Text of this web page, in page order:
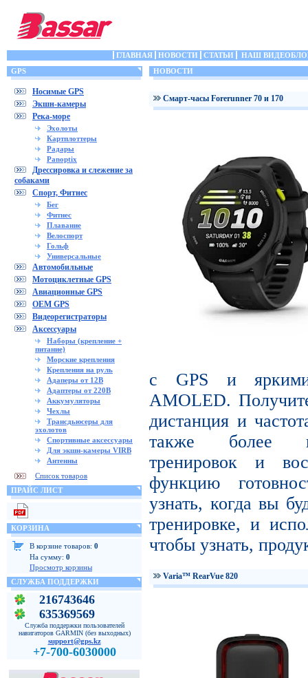
ГЛАВНАЯ НОВОСТИ СТАТЬИ
НАШ
GPS
Носимые GPS
Экшн-камеры
Река-море
Эхолоты
Картплоттеры
Радары
Panoptix
Дрессировка и слежение за
собаками
Спорт, Фитнес
Бег
Фитнес
Плавание
Велоспорт
Гольф
Универсальные
Автомобильные
Мотоциклетные GPS
Авиационные GPS
OEM GPS
Видеорегистраторы
Аксессуары
Наборы (крепление +
питание)
Морские крепления
Крепления на руль
Адаперы от 12В
Адаптеры от 220В
Аккумуляторы
Чехлы
Трансдьюсеры для
эхолотов
Спортивные аксессуары
Для экшн-камеры VIRB
Антенны
Список товаров
ПРАЙС ЛИСТ
КОРЗИНА
В корзине товаров: 0
На сумму: 0
Просмотр корзины
СЛУЖБА ПОДДЕРЖКИ
216743646
635369569
Служба поддержки пользователей
навигаторов GARMIN (без выходных)
support@gps.kz
+7-700-6030000
НОВОСТИ
Cмарт-часы Forerunner 70 и 170
с GPS и яркими
AMOLED.
дистанция и
также более
тренировок и
функцию
узнать, когда вы
тренировке, и
чтобы узнать,
Varia™ RearVue 820